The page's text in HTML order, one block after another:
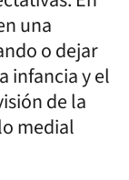
una
o dejar
infancia y el
de la
medial